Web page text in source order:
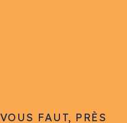
FAUT, PRÈS